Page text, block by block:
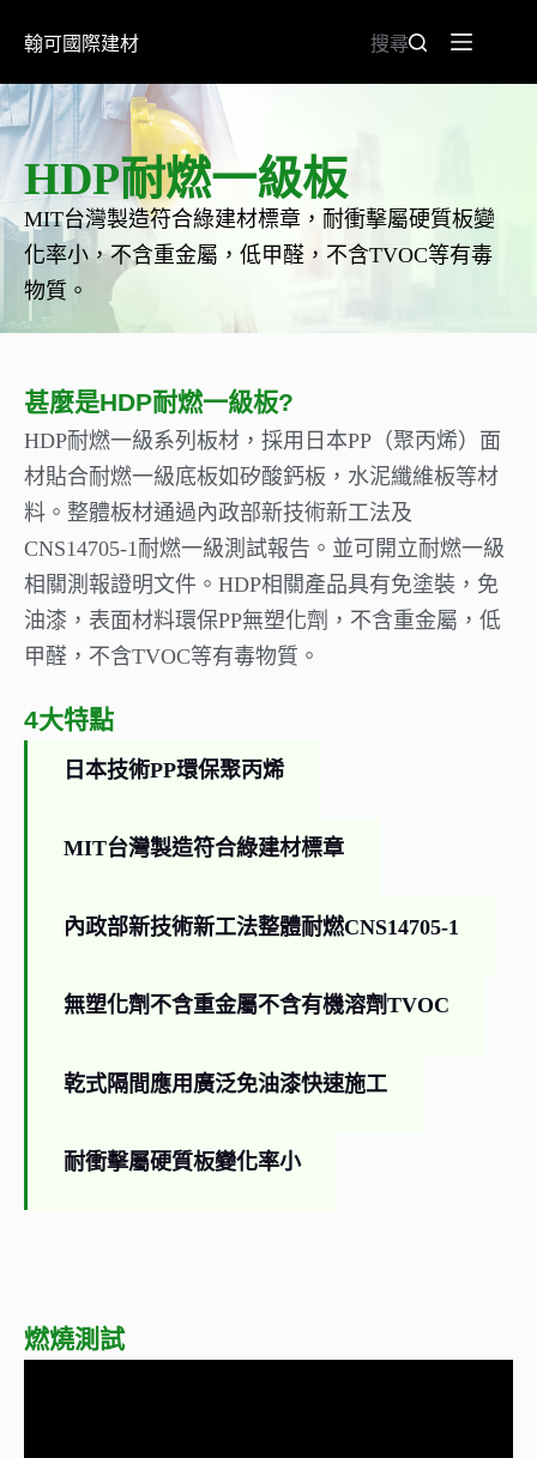
翰可國際建材 搜尋
HDP耐燃一級板
MIT台灣製造符合綠建材標章，耐衝擊屬硬質板變
化率小，不含重金屬，低甲醛，不含TVOC等有毒
物質。
甚麼是HDP耐燃一級板?
HDP耐燃一級系列板材，採用日本PP（聚丙烯）面
材貼合耐燃一級底板如矽酸鈣板，水泥纖維板等材
料。整體板材通過內政部新技術新工法及
CNS14705-1耐燃一級測試報告。並可開立耐燃一級
相關測報證明文件。HDP相關產品具有免塗裝，免
油漆，表面材料環保PP無塑化劑，不含重金屬，低
甲醛，不含TVOC等有毒物質。
4大特點
日本技術PP環保聚丙烯
MIT台灣製造符合綠建材標章
內政部新技術新工法整體耐燃CNS14705-1
無塑化劑不含重金屬不含有機溶劑TVOC
乾式隔間應用廣泛免油漆快速施工
耐衝擊屬硬質板變化率小
燃燒測試